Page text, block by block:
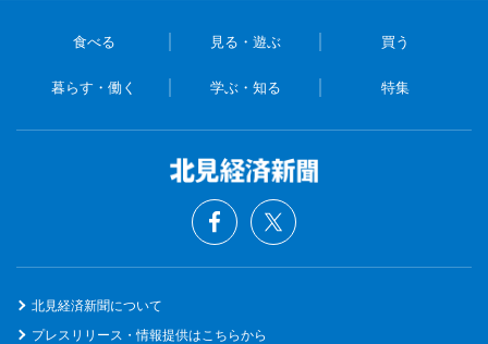
食べる 見る・遊ぶ 買う
暮らす・働く 学ぶ・知る 特集
北見経済新聞について
プレスリリース・情報提供はこちらから